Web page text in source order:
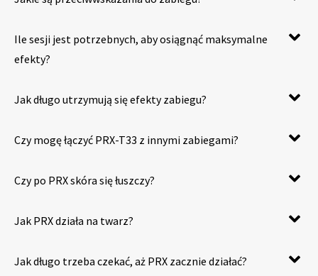
Ile sesji jest potrzebnych, aby osiągnąć maksymalne
efekty?
Jak długo utrzymują się efekty zabiegu?
Czy mogę łączyć PRX-T33 z innymi zabiegami?
Czy po PRX skóra się łuszczy?
Jak PRX działa na twarz?
Jak długo trzeba czekać, aż PRX zacznie działać?